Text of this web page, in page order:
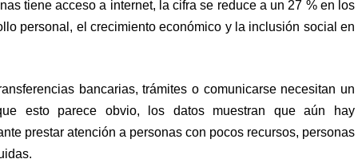
tiene acceso a internet, la cifra se reduce a un 27 % en los
personal, el crecimiento económico y la inclusión social en
bancarias, trámites o comunicarse necesitan un
esto parece obvio, los datos muestran que aún hay
prestar atención a personas con pocos recursos, personas